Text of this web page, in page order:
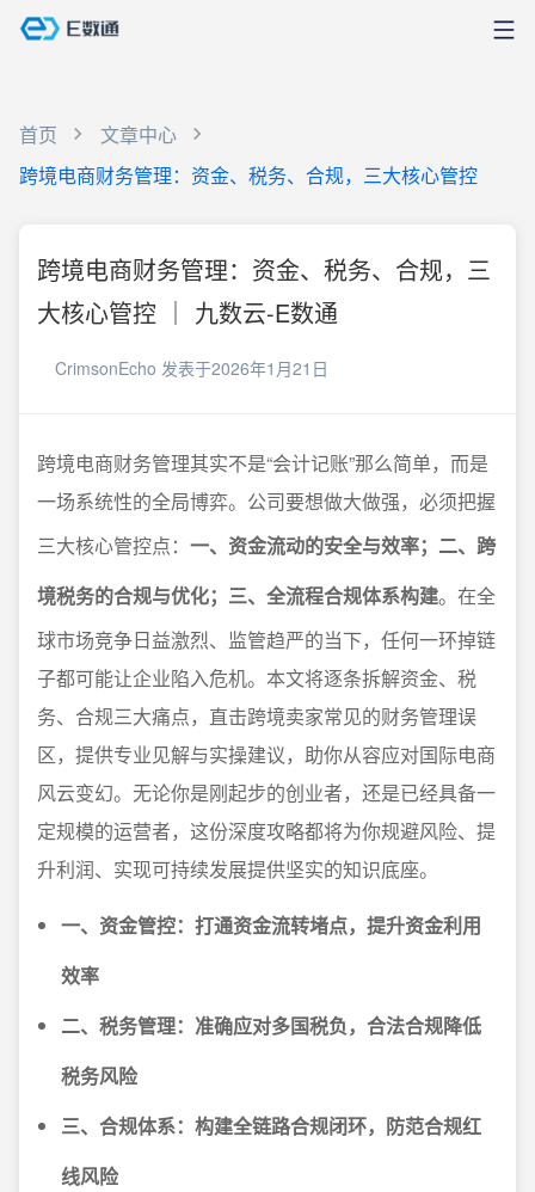
首页
文章中心
跨境电商财务管理：资金、税务、合规，三大核心管控
跨境电商财务管理：资金、税务、合规，三
大核心管控 ｜ 九数云-E数通
CrimsonEcho 发表于2026年1月21日
跨境电商财务管理其实不是“会计记账”那么简单，而是
一场系统性的全局博弈。公司要想做大做强，必须把握
三大核心管控点： 一、资金流动的安全与效率；二、跨
境税务的合规与优化；三、全流程合规体系构建。在全
球市场竞争日益激烈、监管趋严的当下，任何一环掉链
子都可能让企业陷入危机。本文将逐条拆解资金、税
务、合规三大痛点，直击跨境卖家常见的财务管理误
区，提供专业见解与实操建议，助你从容应对国际电商
风云变幻。无论你是刚起步的创业者，还是已经具备一
定规模的运营者，这份深度攻略都将为你规避风险、提
升利润、实现可持续发展提供坚实的知识底座。
一、资金管控：打通资金流转堵点，提升资金利用
效率
二、税务管理：准确应对多国税负，合法合规降低
税务风险
三、合规体系：构建全链路合规闭环，防范合规红
线风险